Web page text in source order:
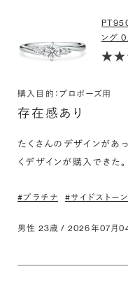
ング
購入目的：プロポーズ用
存在感あり
たくさんのデザインがあ
くデザインが購入できた。
#プラチナ #サイドストーン
男性 23歳 / 2026年07月